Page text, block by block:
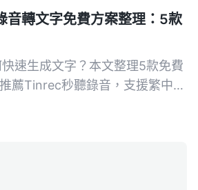
轉文字免費方案整理：5款
速生成文字？本文整理5款免費
薦Tinrec秒聽錄音，支援繁中、